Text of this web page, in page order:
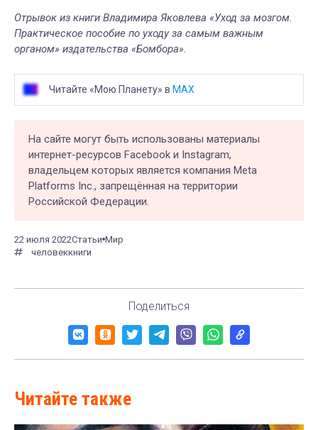
Отрывок из книги Владимира Яковлева «Уход за мозгом.
Практическое пособие по уходу за самым важным
органом» издательства «Бомбора».
Читайте «Мою Планету» в MAX
На сайте могут быть использованы материалы
интернет-ресурсов Facebook и Instagram,
владельцем которых является компания Meta
Platforms Inc., запрещённая на территории
Российской Федерации.
22 июля 2022Статьи Мир
человеккниги
Поделиться
Читайте также